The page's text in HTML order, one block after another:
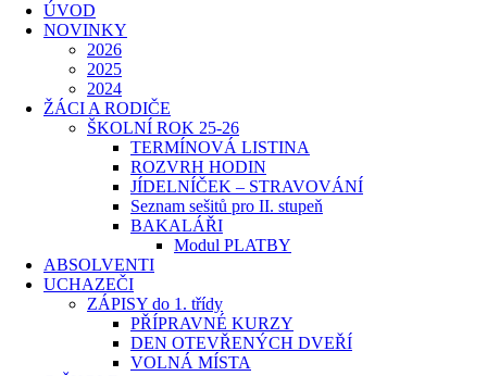
ÚVOD
NOVINKY
2026
2025
2024
ŽÁCI A RODIČE
ŠKOLNÍ ROK 25-26
TERMÍNOVÁ LISTINA
ROZVRH HODIN
JÍDELNÍČEK – STRAVOVÁNÍ
Seznam sešitů pro II. stupeň
BAKALÁŘI
Modul PLATBY
ABSOLVENTI
UCHAZEČI
ZÁPISY do 1. třídy
PŘÍPRAVNÉ KURZY
DEN OTEVŘENÝCH DVEŘÍ
VOLNÁ MÍSTA